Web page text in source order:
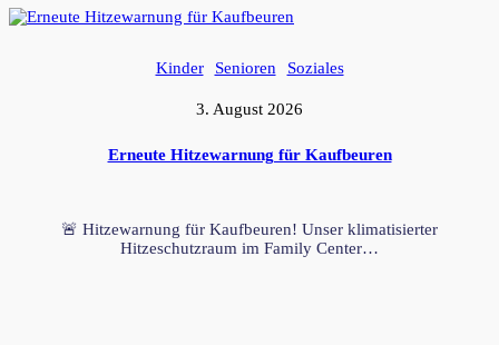
Kinder Senioren Soziales
3. August 2026
Erneute Hitzewarnung für Kaufbeuren
🚨 Hitzewarnung für Kaufbeuren! Unser klimatisierter
Hitzeschutzraum im Family Center…